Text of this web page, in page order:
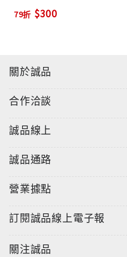
79折 $300
關於誠品
合作洽談
誠品線上
誠品通路
營業據點
訂閱誠品線上電子報
關注誠品